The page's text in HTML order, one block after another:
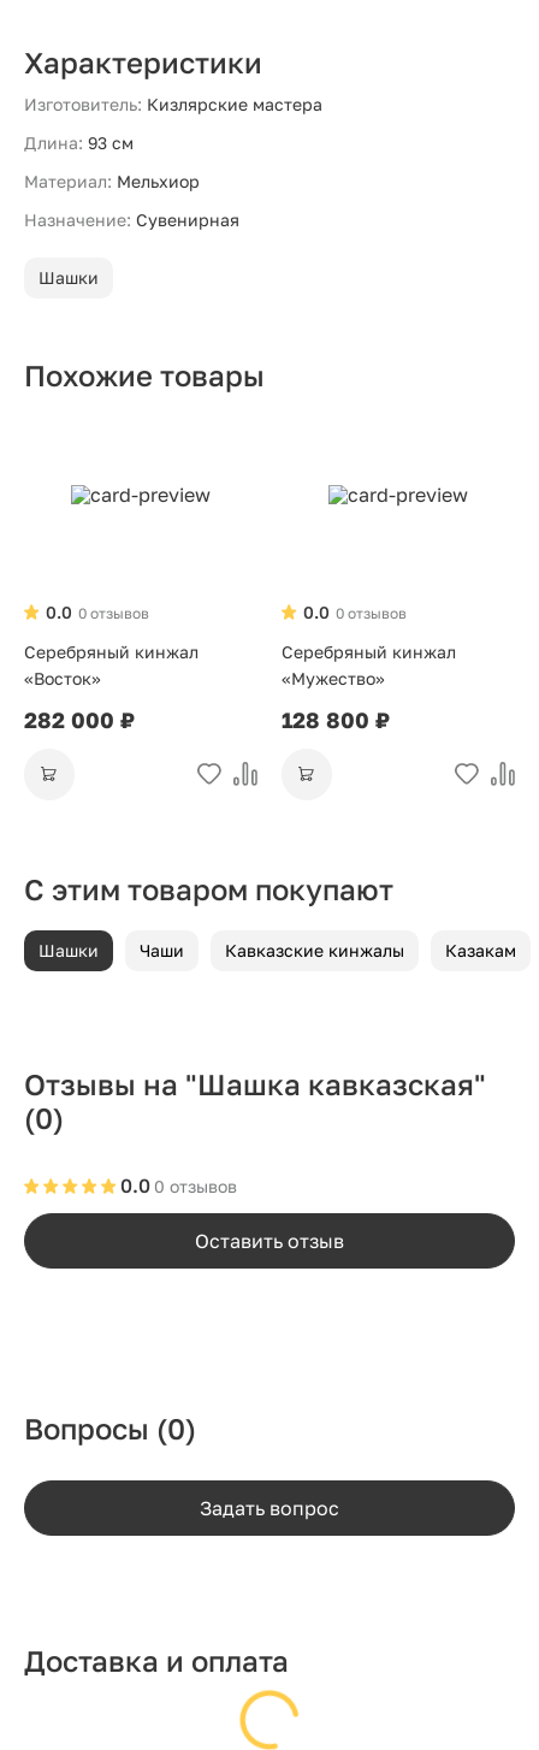
Характеристики
Изготовитель: Кизлярские мастера
Длина: 93 см
Материал: Мельхиор
Назначение: Сувенирная
Шашки
Похожие товары
0 отзывов
0.0
Серебряный кинжал
«Восток»
282 000 ₽
0 отзывов
0.0
Серебряный кинжал
«Мужество»
128 800 ₽
С этим товаром покупают
Шашки Чаши Кавказские кинжалы Казакам
Отзывы на "Шашка кавказская"
(0)
0 отзывов
0.0
Оставить отзыв
Вопросы (0)
Задать вопрос
Доставка и оплата